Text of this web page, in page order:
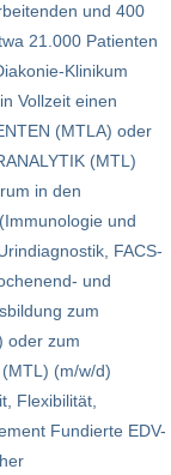
und 400
21.000 Patienten
Klinikum
Vollzeit einen
(MTLA) oder
(MTL)
in den
und
FACS-
und
zum
oder zum
(m/w/d)
Flexibilität,
Fundierte EDV-